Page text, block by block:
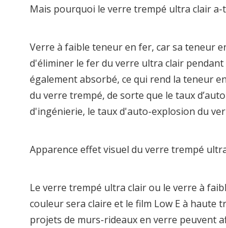
Mais pourquoi le verre trempé ultra clair
Verre à faible teneur en fer, car sa teneur
d'éliminer le fer du verre ultra clair
également absorbé, ce qui rend la teneur
du verre trempé, de sorte que le taux
d'ingénierie, le taux d'auto-explosion du
Apparence effet visuel du verre trempé
Le verre trempé ultra clair ou le verre à
couleur sera claire et le film Low E à haute
projets de murs-rideaux en verre peuvent